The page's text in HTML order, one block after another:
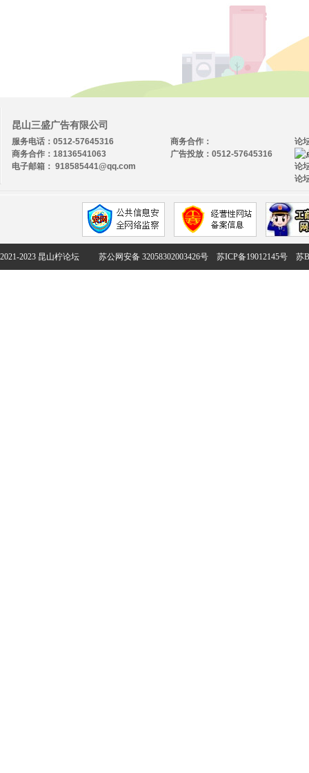
昆山三盛广告有限公司
服务电话：0512-57645316
商务合作：18136541063
电子邮箱： 918585441@qq.com
论
论
论
商务合作：
广告投放：0512-57645316
2021-2023 昆山柠论坛 苏公网安备 32058302003426号 苏ICP备19012145号 苏